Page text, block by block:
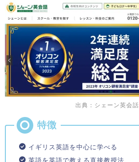
出典：シェーン英会話
イギリス英語を中心に学べる
英語を英語で教える直接教授法